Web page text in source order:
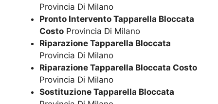
Provincia Di Milano
Pronto Intervento Tapparella Bloccata
Costo Provincia Di Milano
Riparazione Tapparella Bloccata
Provincia Di Milano
Riparazione Tapparella Bloccata Costo
Provincia Di Milano
Sostituzione Tapparella Bloccata